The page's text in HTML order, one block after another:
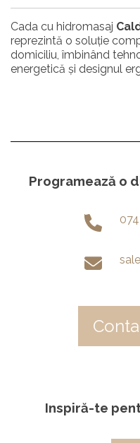
Cada cu hidromasaj
reprezintă o soluție
domiciliu, îmbinând
energetică și designul
Programează o
Inspiră-te